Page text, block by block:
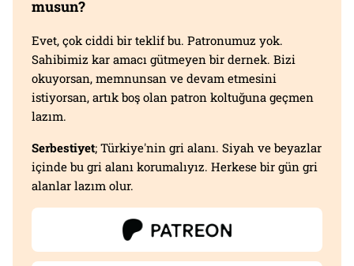
musun?
Evet, çok ciddi bir teklif bu. Patronumuz yok.
Sahibimiz kar amacı gütmeyen bir dernek. Bizi
okuyorsan, memnunsan ve devam etmesini
istiyorsan, artık boş olan patron koltuğuna geçmen
lazım.
Serbestiyet; Türkiye'nin gri alanı. Siyah ve beyazlar
içinde bu gri alanı korumalıyız. Herkese bir gün gri
alanlar lazım olur.